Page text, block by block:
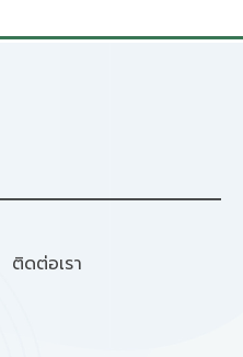
ติดต่อเรา